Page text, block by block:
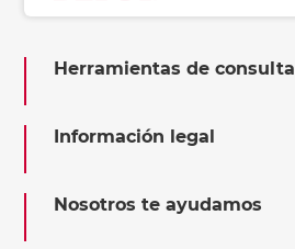
Herramientas de consulta
Información legal
Nosotros te ayudamos